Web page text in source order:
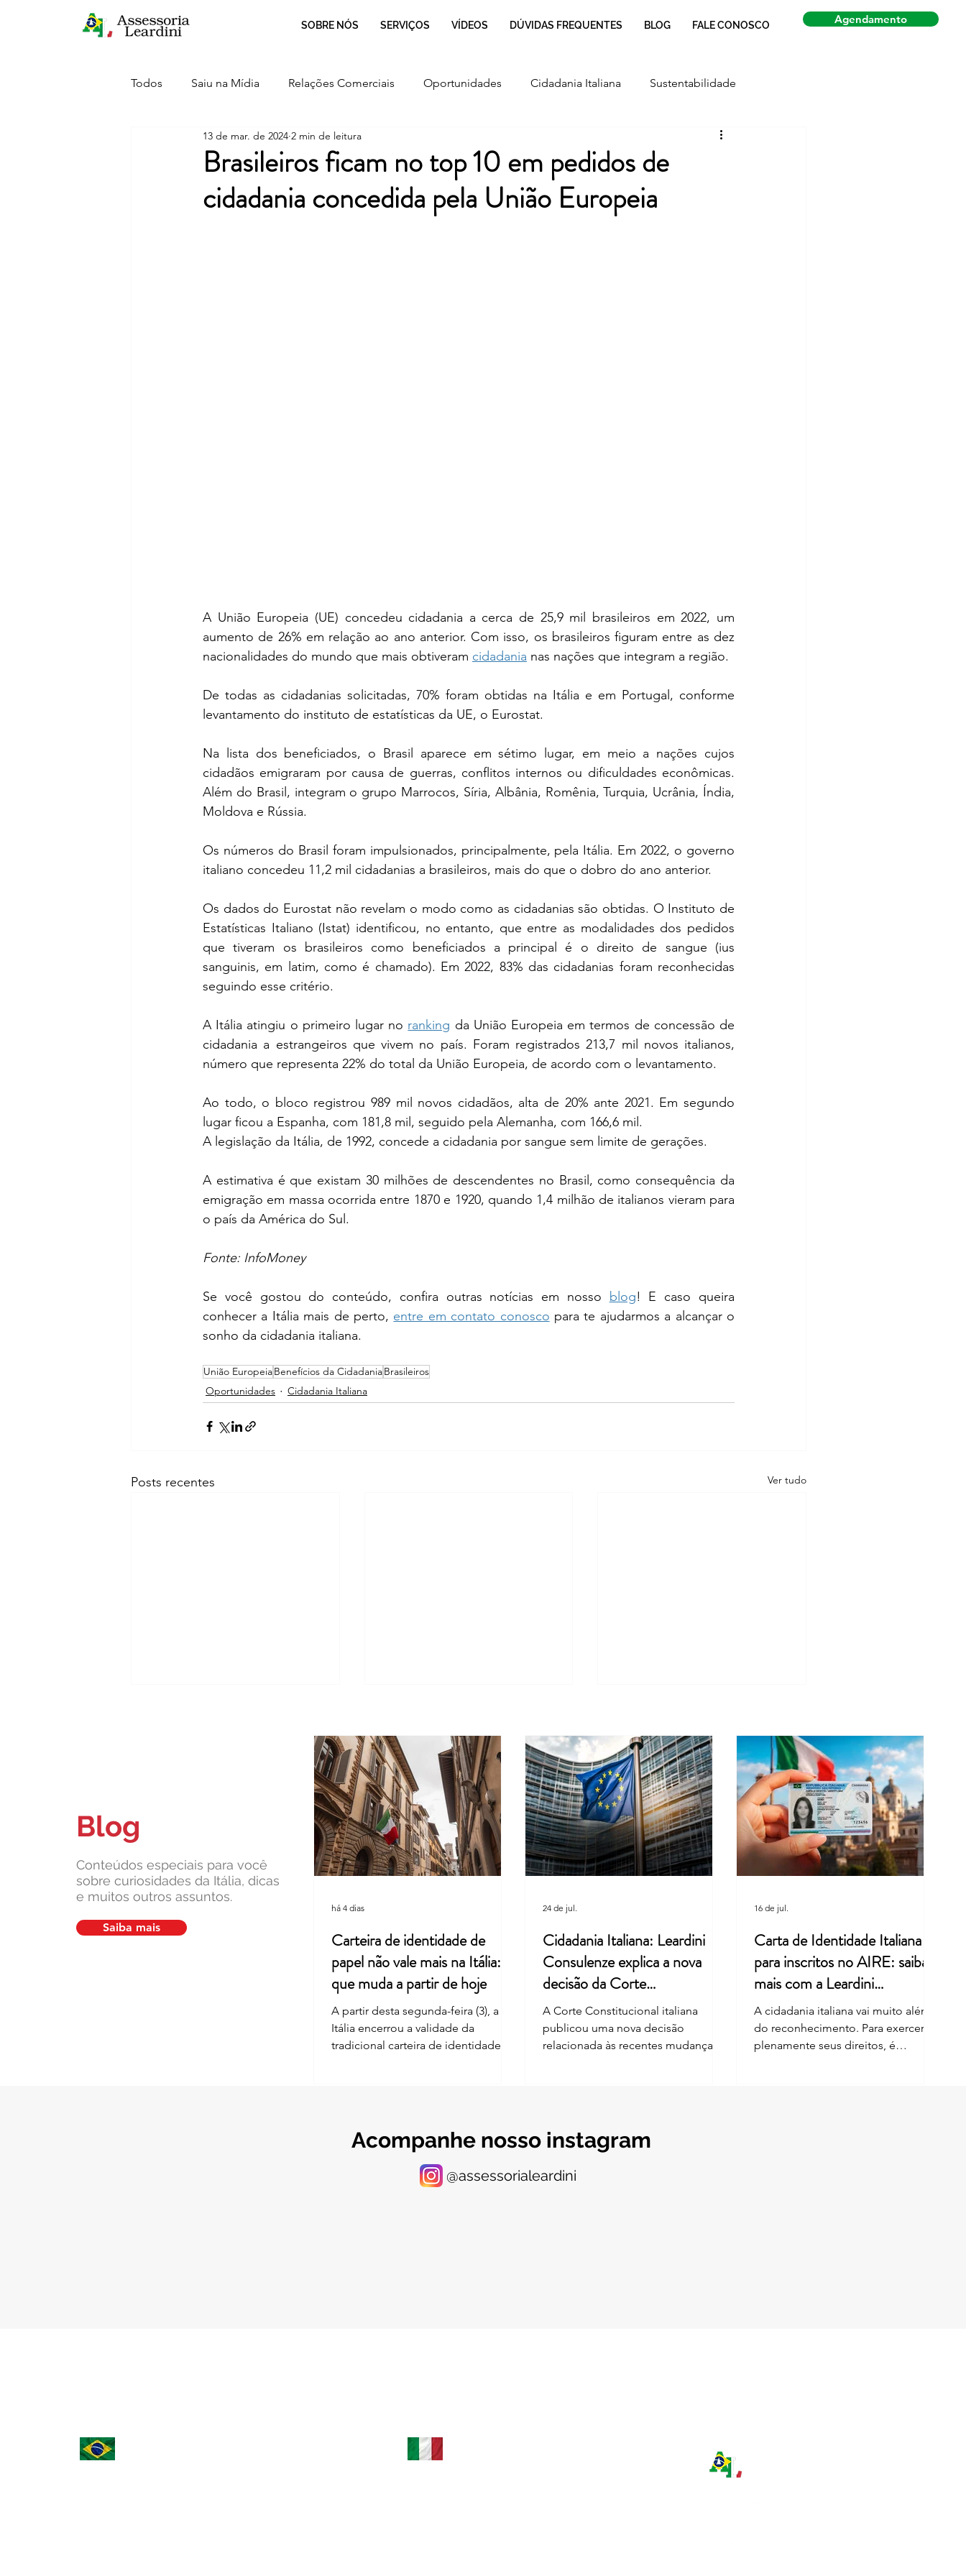
SOBRE NÓS SERVIÇOS VÍDEOS DÚVIDAS FREQUENTES BLOG FALE CONOSCO Agendamento
Todos Saiu na Mídia Relações Comerciais Oportunidades Cidadania Italiana Sustentabilidade
Crescimento Curiosidades Cultura
Inovação
Brasileiros ficam no top 10 em pedidos de
cidadania concedida pela União Europeia
13 de mar. de 2024 2 min de leitura
A União Europeia (UE) concedeu cidadania a cerca de 25,9 mil brasileiros em 2022, um
aumento de 26% em relação ao ano anterior. Com isso, os brasileiros figuram entre as dez
nacionalidades do mundo que mais obtiveram cidadania nas nações que integram a região.
De todas as cidadanias solicitadas, 70% foram obtidas na Itália e em Portugal, conforme
levantamento do instituto de estatísticas da UE, o Eurostat.
Na lista dos beneficiados, o Brasil aparece em sétimo lugar, em meio a nações cujos
cidadãos emigraram por causa de guerras, conflitos internos ou dificuldades econômicas.
Além do Brasil, integram o grupo Marrocos, Síria, Albânia, Romênia, Turquia, Ucrânia, Índia,
Moldova e Rússia.
Os números do Brasil foram impulsionados, principalmente, pela Itália. Em 2022, o governo
italiano concedeu 11,2 mil cidadanias a brasileiros, mais do que o dobro do ano anterior.
Os dados do Eurostat não revelam o modo como as cidadanias são obtidas. O Instituto de
Estatísticas Italiano (Istat) identificou, no entanto, que entre as modalidades dos pedidos
que tiveram os brasileiros como beneficiados a principal é o direito de sangue (ius
sanguinis, em latim, como é chamado). Em 2022, 83% das cidadanias foram reconhecidas
seguindo esse critério.
A Itália atingiu o primeiro lugar no ranking da União Europeia em termos de concessão de
cidadania a estrangeiros que vivem no país. Foram registrados 213,7 mil novos italianos,
número que representa 22% do total da União Europeia, de acordo com o levantamento.
Ao todo, o bloco registrou 989 mil novos cidadãos, alta de 20% ante 2021. Em segundo
lugar ficou a Espanha, com 181,8 mil, seguido pela Alemanha, com 166,6 mil.
A legislação da Itália, de 1992, concede a cidadania por sangue sem limite de gerações.
A estimativa é que existam 30 milhões de descendentes no Brasil, como consequência da
emigração em massa ocorrida entre 1870 e 1920, quando 1,4 milhão de italianos vieram para
o país da América do Sul.
Fonte: InfoMoney
Se você gostou do conteúdo, confira outras notícias em nosso blog! E caso queira
conhecer a Itália mais de perto, entre em contato conosco para te ajudarmos a alcançar o
sonho da cidadania italiana.
União EuropeiaBenefícios da CidadaniaBrasileiros
Oportunidades
Cidadania Italiana
Posts recentes Ver tudo
Carta de Identidade Italiana para
com a Leardini Consulenze
Suprema Corte da Itália facilita
pedidos de cidadania em caso de
demora do consulado
Cultura italiana, memória e
união: um legado valorizado pela
Leardini Consulenze
Blog
Conteúdos especiais para você
sobre curiosidades da Itália, dicas
e muitos outros assuntos.
Saiba mais
Carteira de identidade de
papel não vale mais na Itália: o
que muda a partir de hoje
A partir desta segunda-feira (3), a
Itália encerrou a validade da
tradicional carteira de identidade
2019/1157, que exige zona de leitura
ótica (MRZ) nos documentos de
identificação – recurso que o
modelo italiano em papel nunca
há 4 dias
Cidadania Italiana: Leardini
Consulenze explica a nova
decisão da Corte
Constitucional
A Corte Constitucional italiana
publicou uma nova decisão
relacionada às recentes mudanças
introduzido após a reforma de 2025.
A norma estabelece limitações ao
determinadas pessoas nascidas fora
24 de jul.
Carta de Identidade Italiana
para inscritos no AIRE: saiba
mais com a Leardini
Consulenze
A cidadania italiana vai muito além
do reconhecimento. Para exercer
plenamente seus direitos, é
16 de jul.
Acompanhe nosso instagram
@assessorialeardini